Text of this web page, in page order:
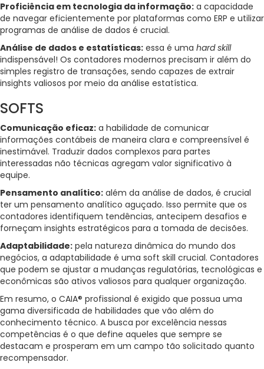
Proficiência em tecnologia da informação: a capacidade
de navegar eficientemente por plataformas como ERP e utilizar
programas de análise de dados é crucial.
Análise de dados e estatísticas: essa é uma hard skill
indispensável! Os contadores modernos precisam ir além do
simples registro de transações, sendo capazes de extrair
insights valiosos por meio da análise estatística.
SOFTS
Comunicação eficaz: a habilidade de comunicar
informações contábeis de maneira clara e compreensível é
inestimável. Traduzir dados complexos para partes
interessadas não técnicas agregam valor significativo à
equipe.
Pensamento analítico: além da análise de dados, é crucial
ter um pensamento analítico aguçado. Isso permite que os
contadores identifiquem tendências, antecipem desafios e
forneçam insights estratégicos para a tomada de decisões.
Adaptabilidade: pela natureza dinâmica do mundo dos
negócios, a adaptabilidade é uma soft skill crucial. Contadores
que podem se ajustar a mudanças regulatórias, tecnológicas e
econômicas são ativos valiosos para qualquer organização.
Em resumo, o CAIA® profissional é exigido que possua uma
gama diversificada de habilidades que vão além do
conhecimento técnico. A busca por excelência nessas
competências é o que define aqueles que sempre se
destacam e prosperam em um campo tão solicitado quanto
recompensador.